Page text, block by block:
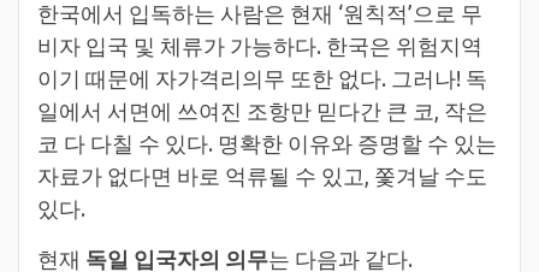
한국에서 입독하는 사람은 현재 ‘원칙적’으로 무
비자 입국 및 체류가 가능하다. 한국은 위험지역
이기 때문에 자가격리의무 또한 없다. 그러나! 독
일에서 서면에 쓰여진 조항만 믿다간 큰 코, 작은
코 다 다칠 수 있다. 명확한 이유와 증명할 수 있는
자료가 없다면 바로 억류될 수 있고, 쫓겨날 수도
있다.
현재 독일 입국자의 의무는 다음과 같다.